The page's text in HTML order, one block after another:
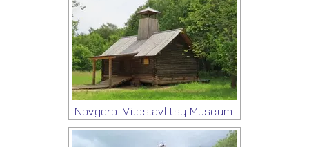
Novgoro: Vitoslavlitsy Museum